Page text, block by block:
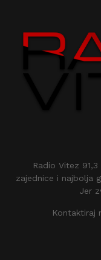
Radio Vitez
zajednice i najbolja
Jer
Kontaktiraj